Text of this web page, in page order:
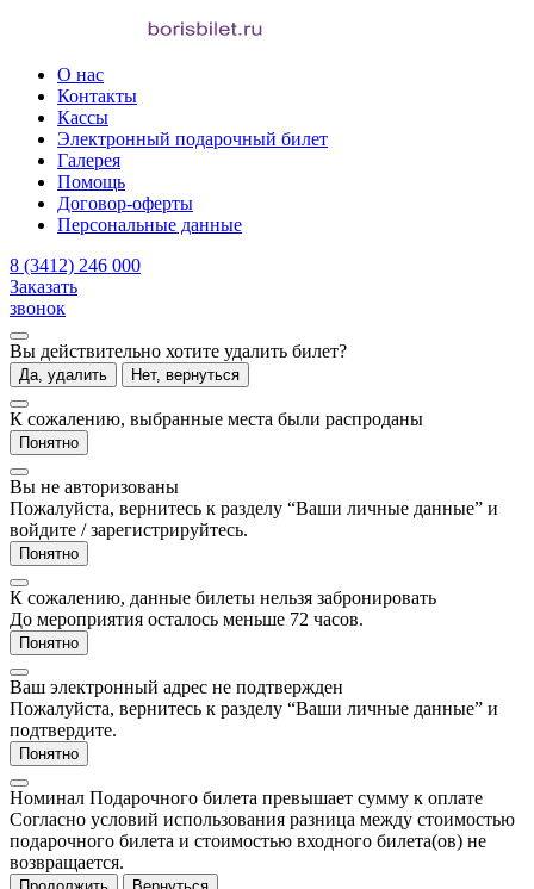
О нас
Контакты
Кассы
Электронный подарочный билет
Галерея
Помощь
Договор-оферты
Персональные данные
8 (3412) 246 000
Заказать
звонок
Вы действительно хотите удалить билет?
Да, удалить Нет, вернуться
К сожалению, выбранные места были распроданы
Понятно
Вы не авторизованы
Пожалуйста, вернитесь к разделу “Ваши личные данные” и
войдите / зарегистрируйтесь.
Понятно
К сожалению, данные билеты нельзя забронировать
До мероприятия осталось меньше 72 часов.
Понятно
Ваш электронный адрес не подтвержден
Пожалуйста, вернитесь к разделу “Ваши личные данные” и
подтвердите.
Понятно
Номинал Подарочного билета превышает сумму к оплате
Согласно условий использования разница между стоимостью
подарочного билета и стоимостью входного билета(ов) не
возвращается.